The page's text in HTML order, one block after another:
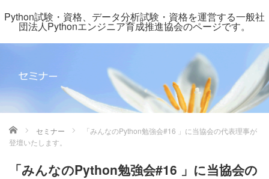
Python試験・資格、データ分析試験・資格を運営する一般社
団法人Pythonエンジニア育成推進協会のページです。
ホーム セミナー
「みんなのPython勉強会#16 」に当協会の代表理事が
登壇いたします。
「みんなのPython勉強会#16 」に当協会の